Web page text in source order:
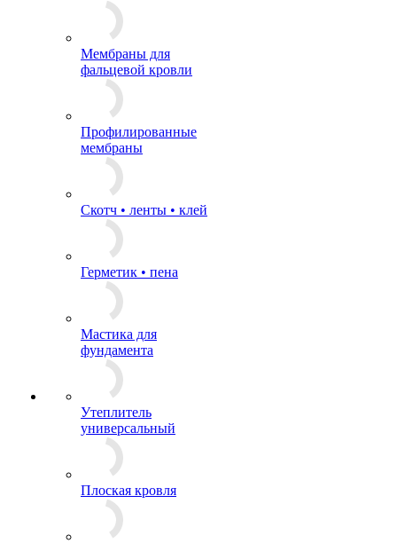
Мембраны для
фальцевой кровли
Профилированные
мембраны
Скотч • ленты • клей
Герметик • пена
Мастика для
фундамента
Утеплитель
универсальный
Плоская кровля